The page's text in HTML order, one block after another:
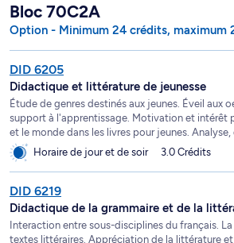
Bloc 70C2A
Option - Minimum 24 crédits, maximum
DID 6205
Didactique et littérature de jeunesse
Étude de genres destinés aux jeunes. Éveil aux
support à l'apprentissage. Motivation et intérêt
et le monde dans les livres pour jeunes.
Horaire de jour et de soir
3.0 Crédits
DID 6219
Didactique de la grammaire et de la
Interaction entre sous-disciplines du français.
textes littéraires. Appréciation de la littérature